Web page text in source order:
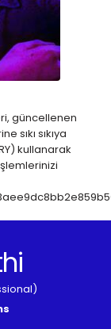
güncellenen
sıkı sıkıya
kullanarak